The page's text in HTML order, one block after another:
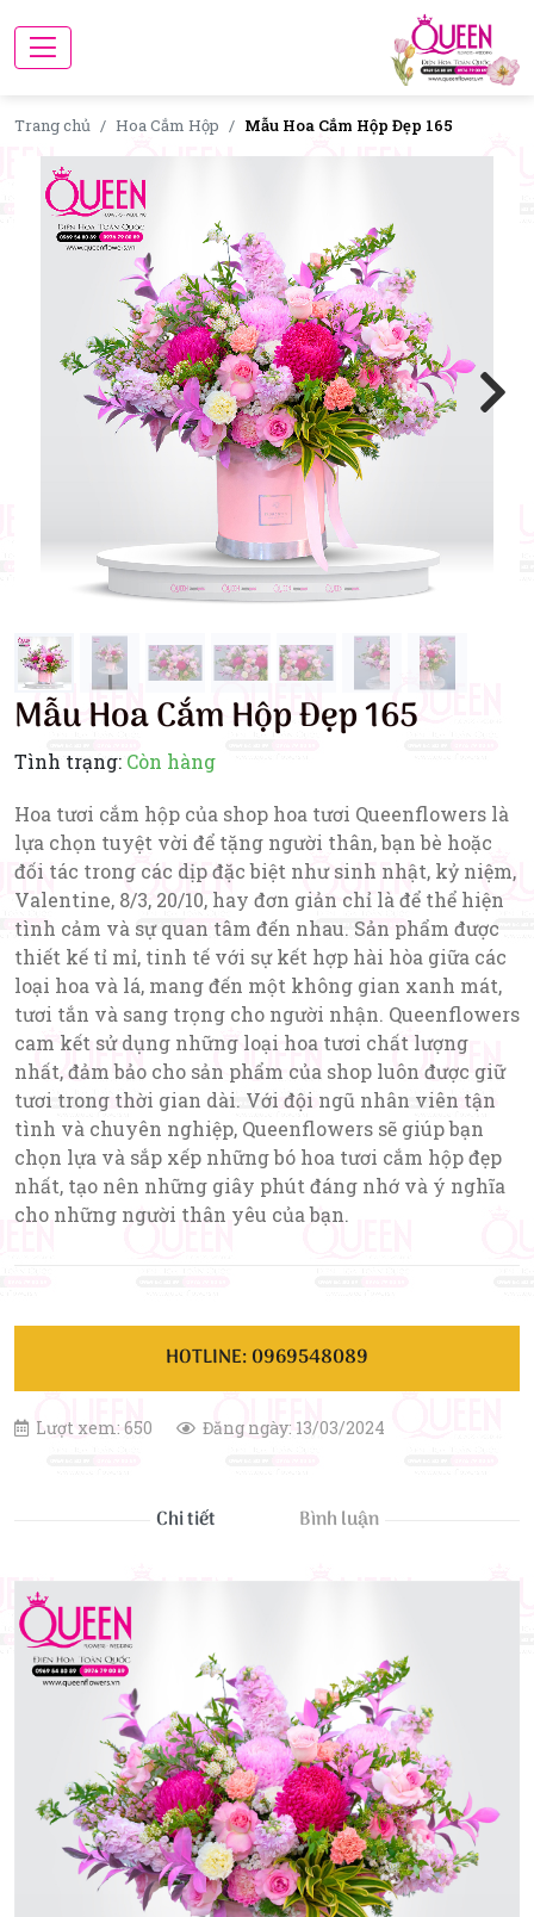
Trang chủ Hoa Cắm Hộp Mẫu Hoa Cắm Hộp Đẹp 165
Mẫu Hoa Cắm Hộp Đẹp 165
Tình trạng: Còn hàng
Hoa tươi cắm hộp của shop hoa tươi Queenflowers là
lựa chọn tuyệt vời để tặng người thân, bạn bè hoặc
đối tác trong các dịp đặc biệt như sinh nhật, kỷ niệm,
Valentine, 8/3, 20/10, hay đơn giản chỉ là để thể hiện
tình cảm và sự quan tâm đến nhau. Sản phẩm được
thiết kế tỉ mỉ, tinh tế với sự kết hợp hài hòa giữa các
loại hoa và lá, mang đến một không gian xanh mát,
tươi tắn và sang trọng cho người nhận. Queenflowers
cam kết sử dụng những loại hoa tươi chất lượng
nhất, đảm bảo cho sản phẩm của shop luôn được giữ
tươi trong thời gian dài. Với đội ngũ nhân viên tận
tình và chuyên nghiệp, Queenflowers sẽ giúp bạn
chọn lựa và sắp xếp những bó hoa tươi cắm hộp đẹp
nhất, tạo nên những giây phút đáng nhớ và ý nghĩa
cho những người thân yêu của bạn.
HOTLINE: 0969548089
Lượt xem: 650 Đăng ngày: 13/03/2024
Chi tiết Bình luận